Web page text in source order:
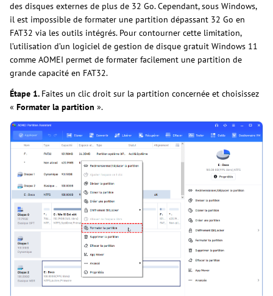
des disques externes de plus de 32 Go. Cependant, sous Windows,
il est impossible de formater une partition dépassant 32 Go en
FAT32 via les outils intégrés. Pour contourner cette limitation,
l’utilisation d’un logiciel de gestion de disque gratuit Windows 11
comme AOMEI permet de formater facilement une partition de
grande capacité en FAT32.
Étape 1. Faites un clic droit sur la partition concernée et choisissez
« Formater la partition ».